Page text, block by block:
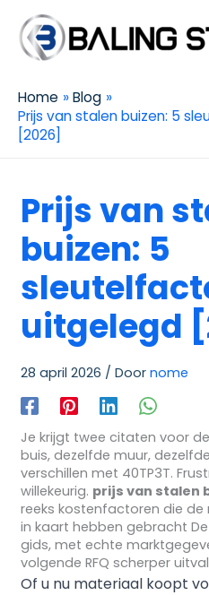
Home
Blog
Prijs van stalen buizen: 5
[2026]
Prijs van
buizen: 5
uitgelegd
28 april 2026 / Door nome
Je krijgt twee citaten voor
buis, dezelfde muur,
verschillen met 40TP3T.
willekeurig. prijs van stalen
reeks kostenfactoren die
in kaart hebben gebracht
gids, met echte
volgende RFQ scherper
Of u nu materiaal koopt